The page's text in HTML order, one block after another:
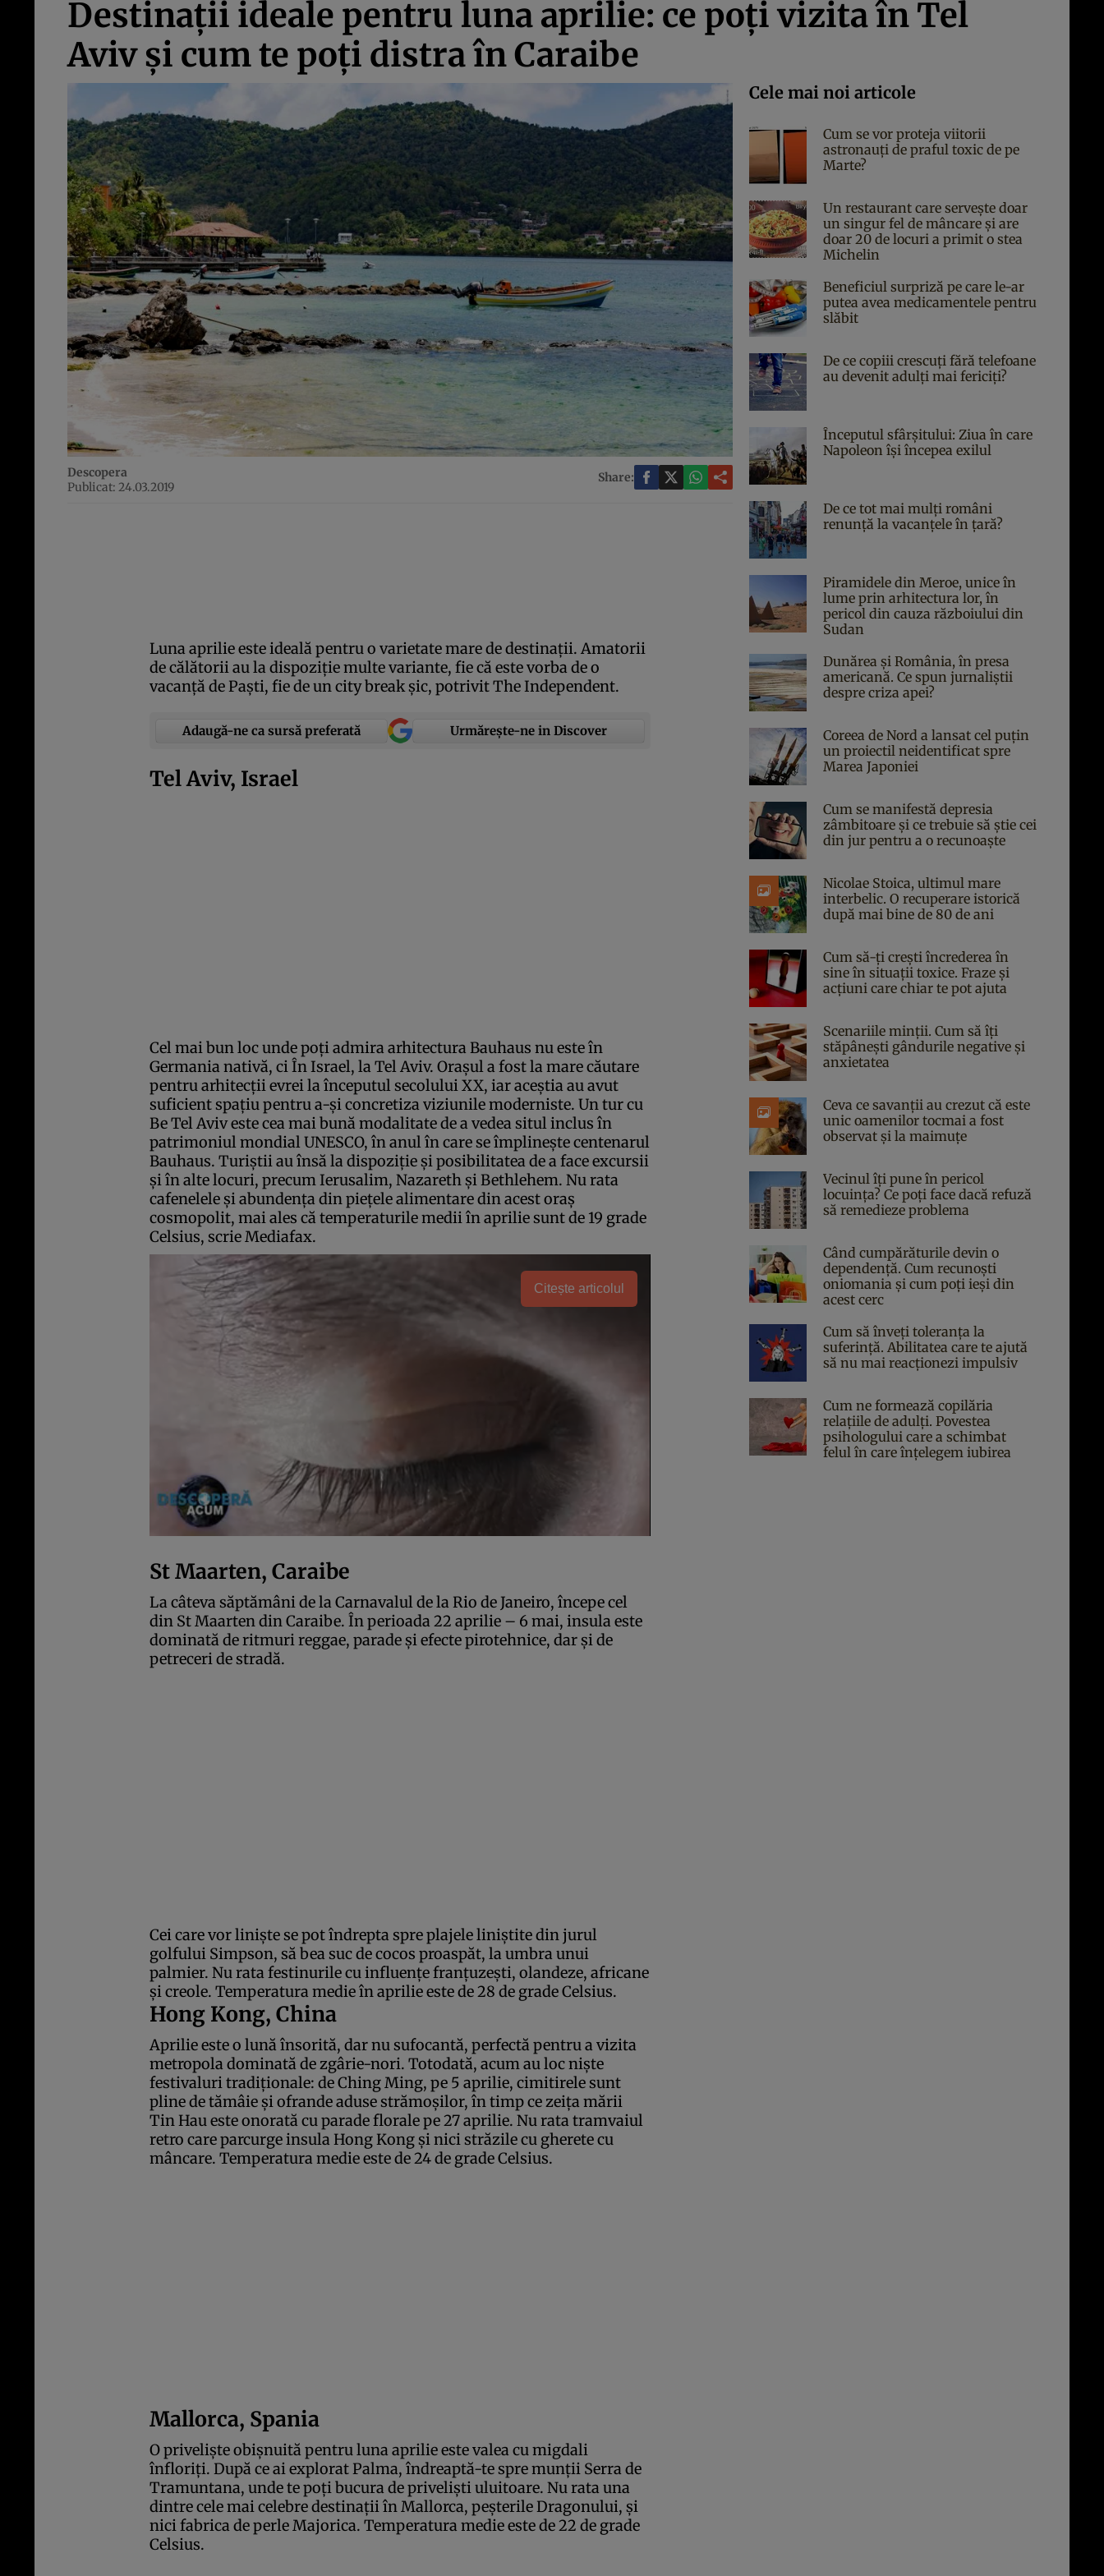
Destinaţii ideale pentru luna aprilie: ce poţi vizita în Tel
Aviv şi cum te poţi distra în Caraibe
Descopera
Publicat: 24.03.2019
Share:
Luna aprilie este ideală pentru o varietate mare de destinaţii. Amatorii
de călătorii au la dispoziţie multe variante, fie că este vorba de o
vacanţă de Paşti, fie de un city break şic, potrivit The Independent.
Adaugă-ne ca sursă preferată Urmărește-ne in Discover
Tel Aviv, Israel
Cel mai bun loc unde poţi admira arhitectura Bauhaus nu este în
Germania nativă, ci În Israel, la Tel Aviv. Oraşul a fost la mare căutare
pentru arhitecţii evrei la începutul secolului XX, iar aceştia au avut
suficient spaţiu pentru a-şi concretiza viziunile moderniste. Un tur cu
Be Tel Aviv este cea mai bună modalitate de a vedea situl inclus în
patrimoniul mondial UNESCO, în anul în care se împlineşte centenarul
Bauhaus. Turiştii au însă la dispoziţie şi posibilitatea de a face excursii
şi în alte locuri, precum Ierusalim, Nazareth şi Bethlehem. Nu rata
cafenelele şi abundenţa din pieţele alimentare din acest oraş
cosmopolit, mai ales că temperaturile medii în aprilie sunt de 19 grade
Celsius, scrie Mediafax.
Citește articolul
St Maarten, Caraibe
La câteva săptămâni de la Carnavalul de la Rio de Janeiro, începe cel
din St Maarten din Caraibe. În perioada 22 aprilie – 6 mai, insula este
dominată de ritmuri reggae, parade şi efecte pirotehnice, dar şi de
petreceri de stradă.
Cei care vor linişte se pot îndrepta spre plajele liniştite din jurul
golfului Simpson, să bea suc de cocos proaspăt, la umbra unui
palmier. Nu rata festinurile cu influenţe franţuzeşti, olandeze, africane
şi creole. Temperatura medie în aprilie este de 28 de grade Celsius.
Hong Kong, China
Aprilie este o lună însorită, dar nu sufocantă, perfectă pentru a vizita
metropola dominată de zgârie-nori. Totodată, acum au loc nişte
festivaluri tradiţionale: de Ching Ming, pe 5 aprilie, cimitirele sunt
pline de tămâie şi ofrande aduse strămoşilor, în timp ce zeiţa mării
Tin Hau este onorată cu parade florale pe 27 aprilie. Nu rata tramvaiul
retro care parcurge insula Hong Kong şi nici străzile cu gherete cu
mâncare. Temperatura medie este de 24 de grade Celsius.
Mallorca, Spania
O privelişte obişnuită pentru luna aprilie este valea cu migdali
înfloriţi. După ce ai explorat Palma, îndreaptă-te spre munţii Serra de
Tramuntana, unde te poţi bucura de privelişti uluitoare. Nu rata una
dintre cele mai celebre destinaţii în Mallorca, peşterile Dragonului, şi
nici fabrica de perle Majorica. Temperatura medie este de 22 de grade
Celsius.
Cele mai noi articole
Cum se vor proteja viitorii
astronauți de praful toxic de pe
Marte?
Un restaurant care servește doar
un singur fel de mâncare și are
doar 20 de locuri a primit o stea
Michelin
Beneficiul surpriză pe care le-ar
putea avea medicamentele pentru
slăbit
De ce copiii crescuți fără telefoane
au devenit adulți mai fericiți?
Începutul sfârşitului: Ziua în care
Napoleon îşi începea exilul
De ce tot mai mulți români
renunță la vacanțele în țară?
Piramidele din Meroe, unice în
lume prin arhitectura lor, în
pericol din cauza războiului din
Sudan
Dunărea și România, în presa
americană. Ce spun jurnaliștii
despre criza apei?
Coreea de Nord a lansat cel puțin
un proiectil neidentificat spre
Marea Japoniei
Cum se manifestă depresia
zâmbitoare și ce trebuie să știe cei
din jur pentru a o recunoaște
Nicolae Stoica, ultimul mare
interbelic. O recuperare istorică
după mai bine de 80 de ani
Cum să-ți crești încrederea în
sine în situații toxice. Fraze și
acțiuni care chiar te pot ajuta
Scenariile minții. Cum să îți
stăpânești gândurile negative și
anxietatea
Ceva ce savanții au crezut că este
unic oamenilor tocmai a fost
observat și la maimuțe
Vecinul îți pune în pericol
locuința? Ce poți face dacă refuză
să remedieze problema
Când cumpărăturile devin o
dependență. Cum recunoști
oniomania și cum poți ieși din
acest cerc
Cum să înveți toleranța la
suferință. Abilitatea care te ajută
să nu mai reacționezi impulsiv
Cum ne formează copilăria
relațiile de adulți. Povestea
psihologului care a schimbat
felul în care înțelegem iubirea